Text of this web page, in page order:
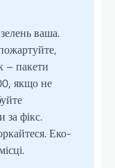
ваша.
– пакети
якщо не
за фікс.
Еко-